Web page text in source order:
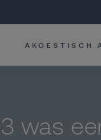
AKOESTISCH
was